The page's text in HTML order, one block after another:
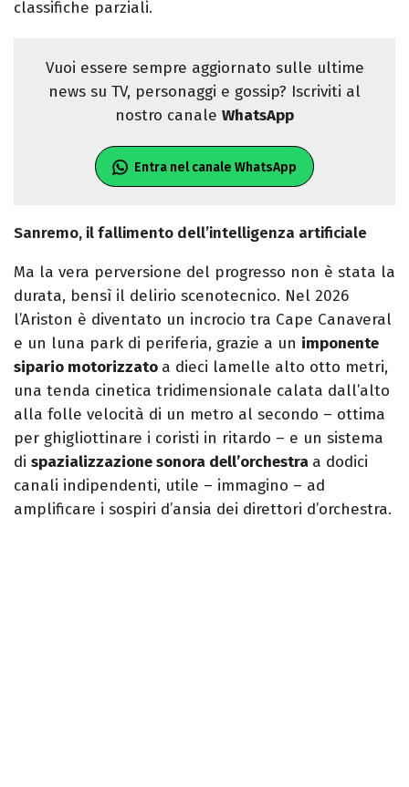
classifiche parziali.
Vuoi essere sempre aggiornato sulle ultime
news su TV, personaggi e gossip? Iscriviti al
nostro canale WhatsApp
Entra nel canale WhatsApp
Sanremo, il fallimento dell’intelligenza artificiale
Ma la vera perversione del progresso non è stata la
durata, bensì il delirio scenotecnico. Nel 2026
l’Ariston è diventato un incrocio tra Cape Canaveral
e un luna park di periferia, grazie a un imponente
sipario motorizzato a dieci lamelle alto otto metri,
una tenda cinetica tridimensionale calata dall’alto
alla folle velocità di un metro al secondo – ottima
per ghigliottinare i coristi in ritardo – e un sistema
di spazializzazione sonora dell’orchestra a dodici
canali indipendenti, utile – immagino – ad
amplificare i sospiri d’ansia dei direttori d’orchestra.